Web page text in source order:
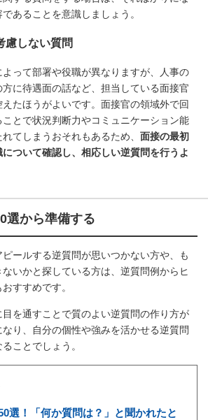
あることを意識しましょう。
慮しない質問
って部署や役職が異なりますが、人事の
に待遇面の話など、担当している面接官
たほうがよいです。面接官の領域外で回
とで状況判断力やコミュニケーション能
てしまうおそれもあるため、 面接の最初
ついて確認し、相応しい逆質問を行うよ
選から準備する
ールする逆質問が思いつかない方や、も
いかと探している方は、逆質問例からヒ
すすめです。
を通すことで質のよい逆質問の作り方が
り、自分の個性や強みを活かせる逆質問
ことでしょう。
選！「何か質問は？」と聞かれたと